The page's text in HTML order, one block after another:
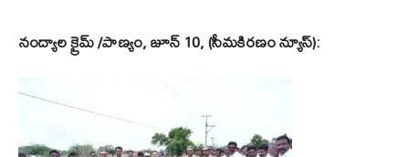
నంద్యాల క్రైమ్ /పాణ్యం, జూన్ 10, (సీమకిరణం న్యూస్):